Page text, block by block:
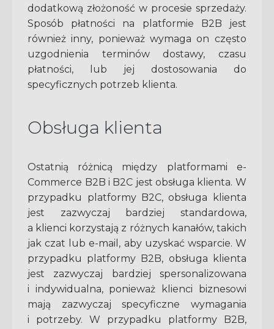
dodatkową złożoność w procesie sprzedaży.
Sposób płatności na platformie B2B jest
również inny, ponieważ wymaga on często
uzgodnienia terminów dostawy, czasu
płatności, lub jej dostosowania do
specyficznych potrzeb klienta.
Obsługa klienta
Ostatnią różnicą między platformami e-
Commerce B2B i B2C jest obsługa klienta. W
przypadku platformy B2C, obsługa klienta
jest zazwyczaj bardziej standardowa,
a klienci korzystają z różnych kanałów, takich
jak czat lub e-mail, aby uzyskać wsparcie. W
przypadku platformy B2B, obsługa klienta
jest zazwyczaj bardziej spersonalizowana
i indywidualna, ponieważ klienci biznesowi
mają zazwyczaj specyficzne wymagania
i potrzeby. W przypadku platformy B2B,